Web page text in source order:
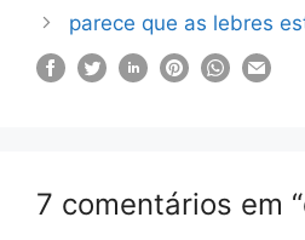
parece que as lebres
7 comentários em